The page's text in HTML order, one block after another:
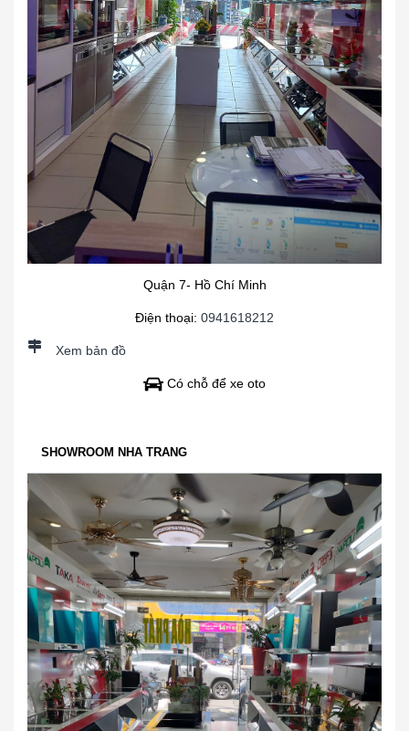
Quận 7- Hồ Chí Minh
Điện thoại: 0941618212
Xem bản đồ
Có chỗ để xe oto
SHOWROOM NHA TRANG